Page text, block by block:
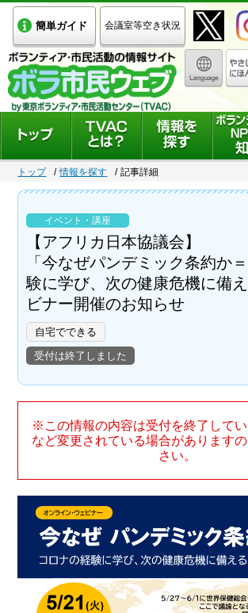
簡単ガイド 会議室等空き状況
トップ 情報を探す 記事詳細
イベント・講座
【アフリカ日本協議会】
「今なぜパンデミック条約か
験に学び、次の健康危機に備
ビナー開催のお知らせ
自宅でできる
受付は終了しました
※この情報の内容は受付を終了して
など変更されている場合があります
さい。